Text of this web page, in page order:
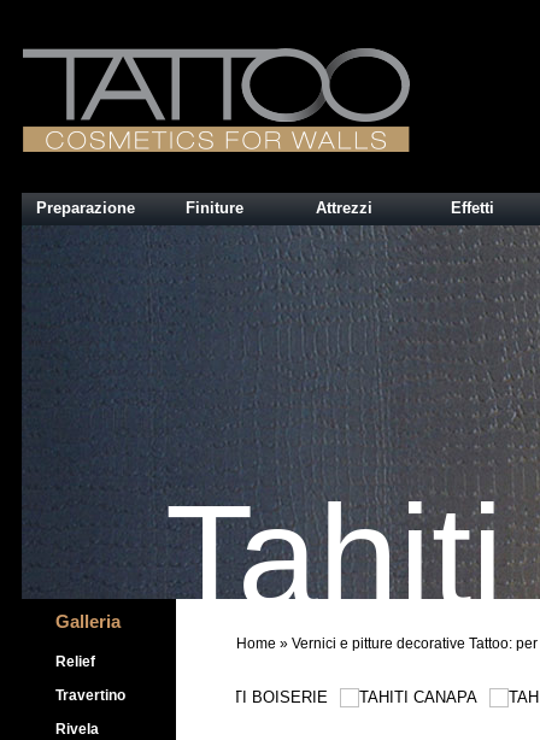
Preparazione Finiture Attrezzi Effetti
Galleria
Relief
Travertino
Rivela
Tahiti
Home » Vernici e pitture decorative Tattoo: